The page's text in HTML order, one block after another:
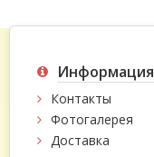
Информация
Контакты
Фотогалерея
Доставка